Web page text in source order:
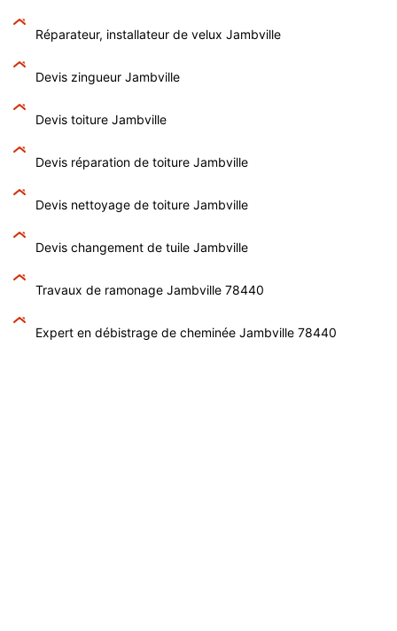
Réparateur, installateur de velux Jambville
Devis zingueur Jambville
Devis toiture Jambville
Devis réparation de toiture Jambville
Devis nettoyage de toiture Jambville
Devis changement de tuile Jambville
Travaux de ramonage Jambville 78440
Expert en débistrage de cheminée Jambville 78440